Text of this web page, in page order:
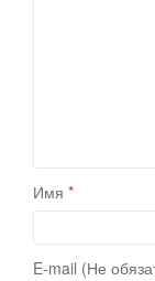
Имя *
E-mail (Не